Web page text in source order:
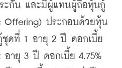
ะกัน และมีผู้แทนผู้ถือหุ้นกู้
Offering) ประกอบด้วยหุ้น
ดที่ 1 อายุ 2 ปี ดอกเบี้ย
ายุ 3 ปี ดอกเบี้ย 4.75%